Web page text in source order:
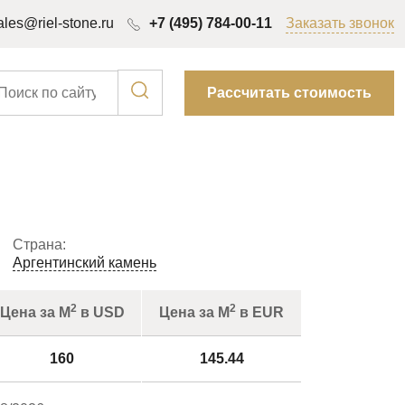
stone.ru +7 (495) 784-00-11 Заказать звонок
Рассчитать стоимость
Страна:
Аргентинский камень
Цена за М2в USD Цена за М2 в EUR
160 145.44